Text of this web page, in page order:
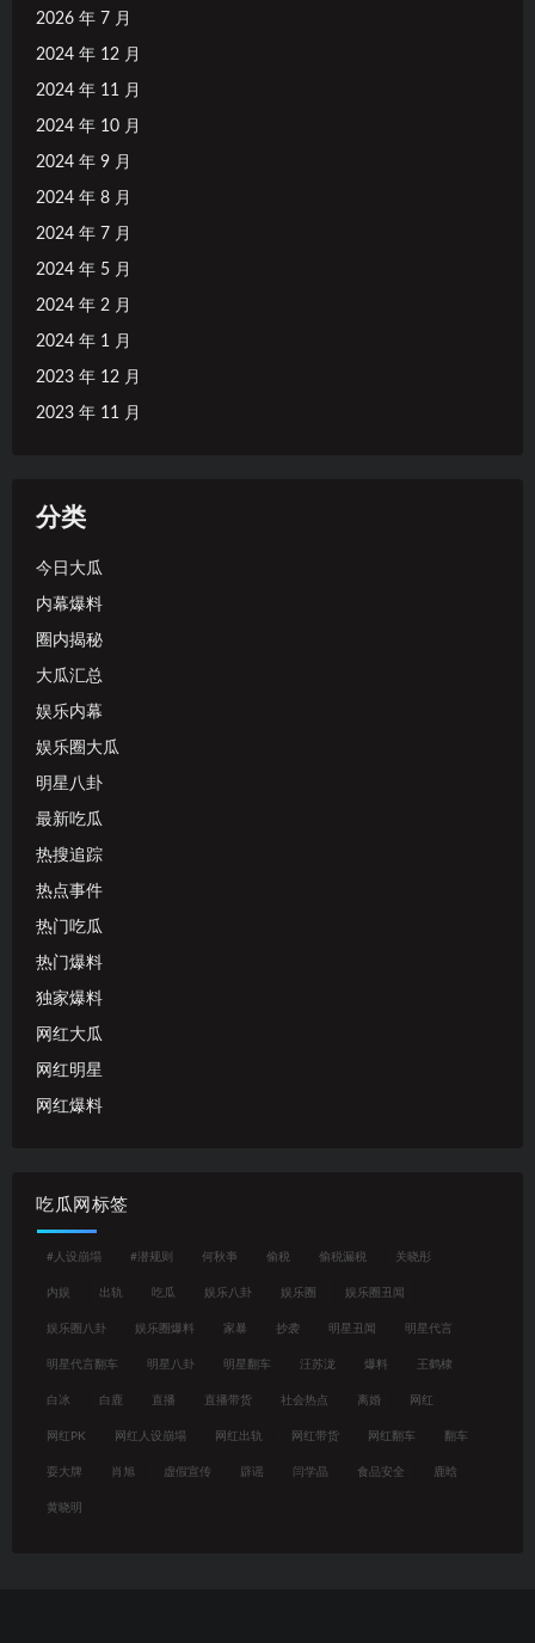
2026 年 7 月
2024 年 12 月
2024 年 11 月
2024 年 10 月
2024 年 9 月
2024 年 8 月
2024 年 7 月
2024 年 5 月
2024 年 2 月
2024 年 1 月
2023 年 12 月
2023 年 11 月
分类
今日大瓜
内幕爆料
圈内揭秘
大瓜汇总
娱乐内幕
娱乐圈大瓜
明星八卦
最新吃瓜
热搜追踪
热点事件
热门吃瓜
热门爆料
独家爆料
网红大瓜
网红明星
网红爆料
吃瓜网标签
#人设崩塌 #潜规则 何秋亊 偷税 偷税漏税 关晓彤
内娱 出轨 吃瓜 娱乐八卦 娱乐圈 娱乐圈丑闻
娱乐圈八卦 娱乐圈爆料 家暴 抄袭 明星丑闻 明星代言
明星代言翻车 明星八卦 明星翻车 汪苏泷 爆料 王鹤棣
白冰 白鹿 直播 直播带货 社会热点 离婚 网红
网红PK 网红人设崩塌 网红出轨 网红带货 网红翻车 翻车
耍大牌 肖旭 虚假宣传 辟谣 闫学晶 食品安全 鹿晗
黄晓明